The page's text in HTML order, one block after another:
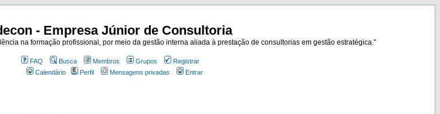
- Empresa Júnior de Consultoria
na formação profissional, por meio da gestão interna aliada à prestação de consultorias em gestão estratégica."
FAQ Busca Membros Grupos
Registrar
Calendário
Perfil Mensagens privadas Entrar